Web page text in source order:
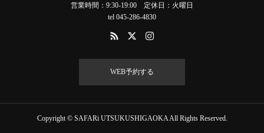
営業時間：9:30-19:00 定休日：火曜日
tel 045-286-4830
WEB予約する
Copyright © SAFARi UTSUKUSHIGAOKA All Rights Reserved.